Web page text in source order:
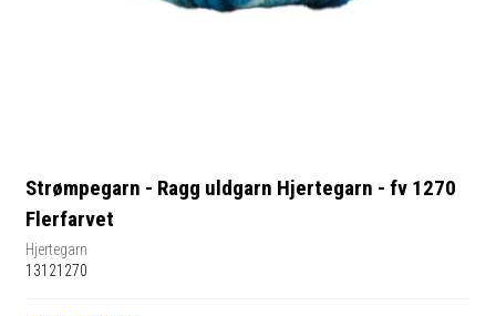
Strømpegarn - Ragg uldgarn Hjertegarn - fv 1270
Flerfarvet
Hjertegarn
13121270